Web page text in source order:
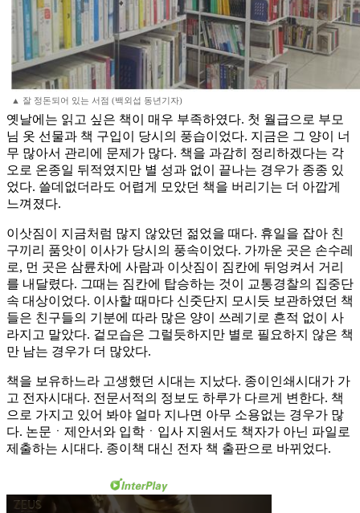
▲ 잘 정돈되어 있는 서점 (백외섭 동년기자)
옛날에는 읽고 싶은 책이 매우 부족하였다. 첫 월급으로 부모
님 옷 선물과 책 구입이 당시의 풍습이었다. 지금은 그 양이 너
무 많아서 관리에 문제가 많다. 책을 과감히 정리하겠다는 각
오로 온종일 뒤적였지만 별 성과 없이 끝나는 경우가 종종 있
었다. 쓸데없더라도 어렵게 모았던 책을 버리기는 더 아깝게
느껴졌다.
이삿짐이 지금처럼 많지 않았던 젊었을 때다. 휴일을 잡아 친
구끼리 품앗이 이사가 당시의 풍속이었다. 가까운 곳은 손수레
로, 먼 곳은 삼륜차에 사람과 이삿짐이 짐칸에 뒤엉켜서 거리
를 내달렸다. 그때는 짐칸에 탑승하는 것이 교통경찰의 집중단
속 대상이었다. 이사할 때마다 신줏단지 모시듯 보관하였던 책
들은 친구들의 기분에 따라 많은 양이 쓰레기로 흔적 없이 사
라지고 말았다. 겉모습은 그럴듯하지만 별로 필요하지 않은 책
만 남는 경우가 더 많았다.
책을 보유하느라 고생했던 시대는 지났다. 종이인쇄시대가 가
고 전자시대다. 전문서적의 정보도 하루가 다르게 변한다. 책
으로 가지고 있어 봐야 얼마 지나면 아무 소용없는 경우가 많
다. 논문ㆍ제안서와 입학ㆍ입사 지원서도 책자가 아닌 파일로
제출하는 시대다. 종이책 대신 전자 책 출판으로 바뀌었다.